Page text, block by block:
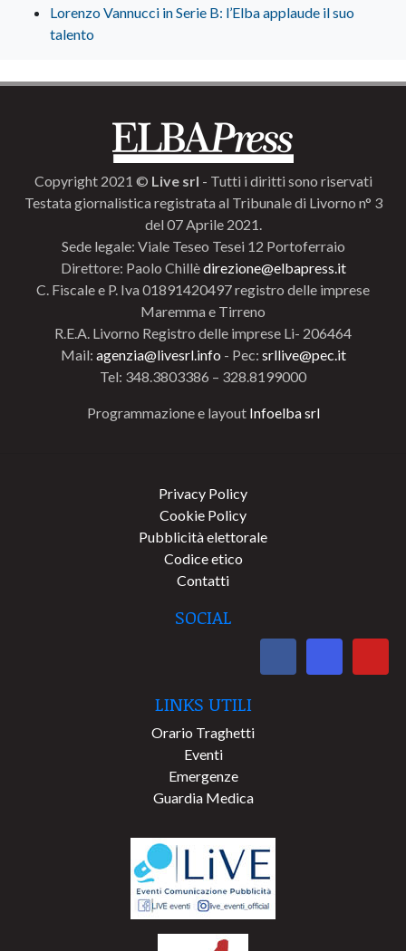
Lorenzo Vannucci in Serie B: l’Elba applaude il suo
talento
Copyright 2021 © Live srl - Tutti i diritti sono riservati
Testata giornalistica registrata al Tribunale di Livorno n° 3
del 07 Aprile 2021.
Sede legale: Viale Teseo Tesei 12 Portoferraio
Direttore: Paolo Chillèdirezione@elbapress.it
C. Fiscale e P. Iva 01891420497 registro delle imprese
Maremma e Tirreno
R.E.A. Livorno Registro delle imprese Li- 206464
Mail: agenzia@livesrl.info - Pec: srllive@pec.it
Tel: 348.3803386 – 328.8199000
Programmazione e layout Infoelba srl
Privacy Policy
Cookie Policy
Pubblicità elettorale
Codice etico
Contatti
SOCIAL
LINKS UTILI
Orario Traghetti
Eventi
Emergenze
Guardia Medica